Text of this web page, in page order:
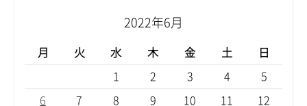
2022年6月
月 火 水 木 金 土 日
1 2 3 4 5
6 7 8 9 10 11 12